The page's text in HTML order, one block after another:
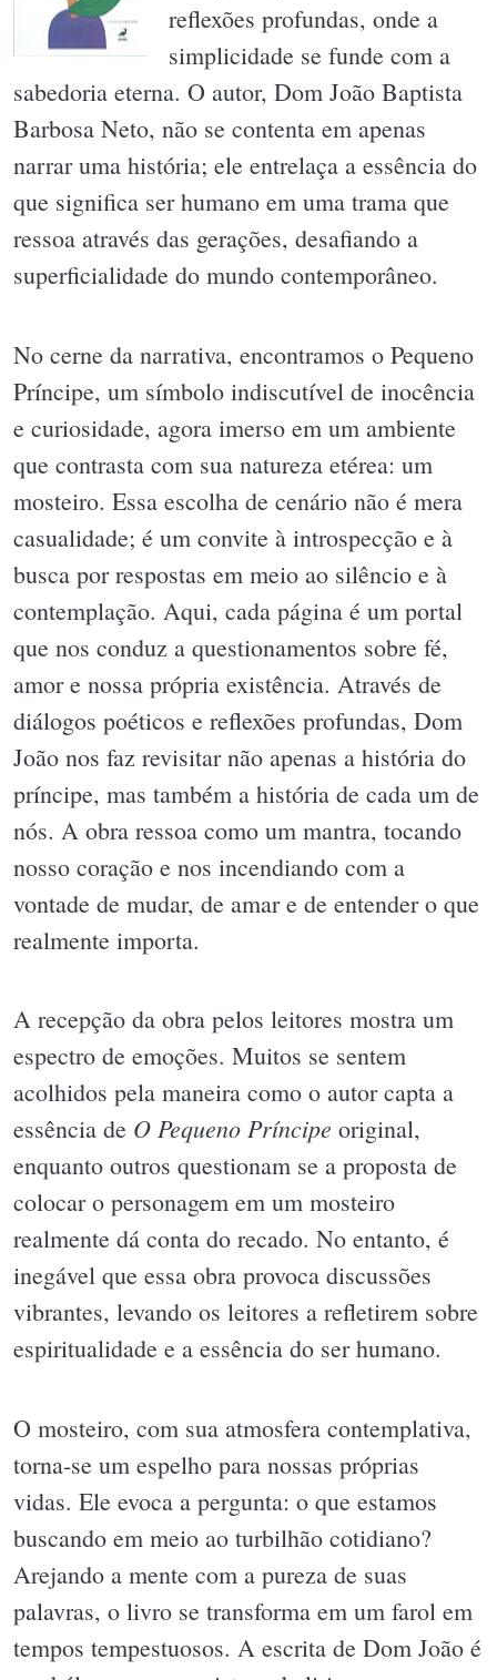
reflexões profundas, onde a
simplicidade se funde com a
sabedoria eterna. O autor, Dom João Baptista
Barbosa Neto, não se contenta em apenas
narrar uma história; ele entrelaça a essência do
que significa ser humano em uma trama que
ressoa através das gerações, desafiando a
superficialidade do mundo contemporâneo.
No cerne da narrativa, encontramos o Pequeno
Príncipe, um símbolo indiscutível de inocência
e curiosidade, agora imerso em um ambiente
que contrasta com sua natureza etérea: um
mosteiro. Essa escolha de cenário não é mera
casualidade; é um convite à introspecção e à
busca por respostas em meio ao silêncio e à
contemplação. Aqui, cada página é um portal
que nos conduz a questionamentos sobre fé,
amor e nossa própria existência. Através de
diálogos poéticos e reflexões profundas, Dom
João nos faz revisitar não apenas a história do
príncipe, mas também a história de cada um de
nós. A obra ressoa como um mantra, tocando
nosso coração e nos incendiando com a
vontade de mudar, de amar e de entender o que
realmente importa.
A recepção da obra pelos leitores mostra um
espectro de emoções. Muitos se sentem
acolhidos pela maneira como o autor capta a
essência de O Pequeno Príncipe original,
enquanto outros questionam se a proposta de
colocar o personagem em um mosteiro
realmente dá conta do recado. No entanto, é
inegável que essa obra provoca discussões
vibrantes, levando os leitores a refletirem sobre
espiritualidade e a essência do ser humano.
O mosteiro, com sua atmosfera contemplativa,
torna-se um espelho para nossas próprias
vidas. Ele evoca a pergunta: o que estamos
buscando em meio ao turbilhão cotidiano?
Arejando a mente com a pureza de suas
palavras, o livro se transforma em um farol em
tempos tempestuosos. A escrita de Dom João é